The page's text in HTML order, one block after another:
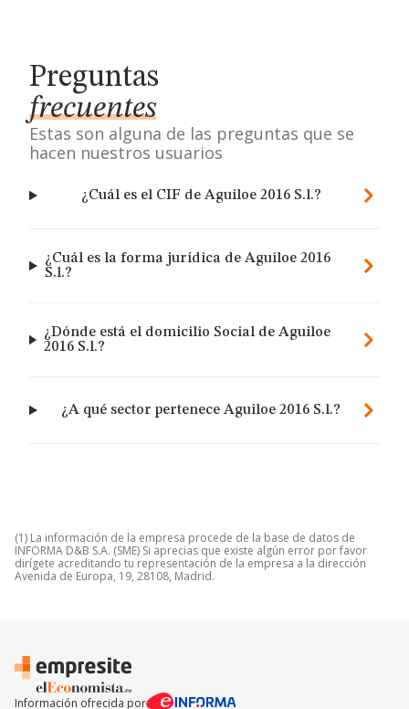
Preguntas
frecuentes
Estas son alguna de las preguntas que se
hacen nuestros usuarios
¿Cuál es el CIF de Aguiloe 2016 S.l.?
¿Cuál es la forma jurídica de Aguiloe 2016
S.l.?
¿Dónde está el domicilio Social de Aguiloe
2016 S.l.?
¿A qué sector pertenece Aguiloe 2016 S.l.?
(1) La información de la empresa procede de la base de datos de
INFORMA D&B S.A. (SME) Si aprecias que existe algún error por favor
dirígete acreditando tu representación de la empresa a la dirección
Avenida de Europa, 19, 28108, Madrid.
Información ofrecida por